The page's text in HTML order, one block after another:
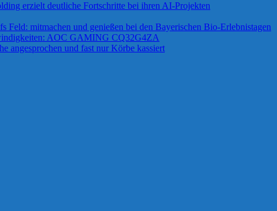
erzielt deutliche Fortschritte bei ihren AI-Projekten
Feld: mitmachen und genießen bei den Bayerischen Bio-Erlebnistagen
AOC GAMING CQ32G4ZA
angesprochen und fast nur Körbe kassiert